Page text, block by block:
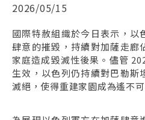
2026/05/15
國際特赦組織於今日表示，以
肆意的摧毀，持續對加薩走廊
家庭造成毀滅性後果。儘管
生效，以色列仍持續對巴勒斯
滅絕，使得重建家園成為遙不可